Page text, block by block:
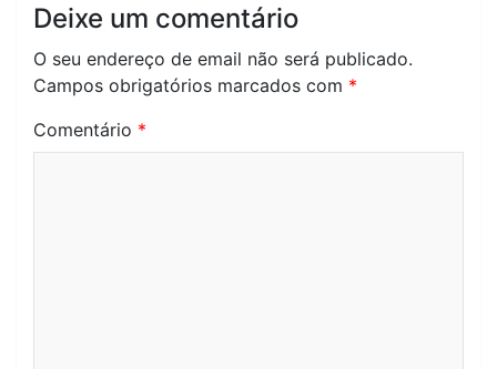
Deixe um comentário
O seu endereço de email não será publicado.
Campos obrigatórios marcados com *
Comentário *